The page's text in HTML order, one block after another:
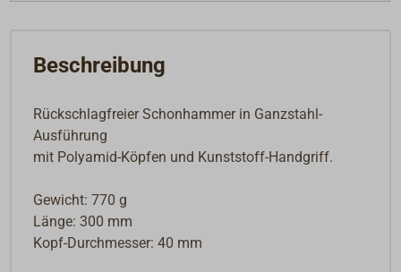
Beschreibung
Rückschlagfreier Schonhammer in Ganzstahl-
Ausführung
mit Polyamid-Köpfen und Kunststoff-Handgriff.
Gewicht: 770 g
Länge: 300 mm
Kopf-Durchmesser: 40 mm